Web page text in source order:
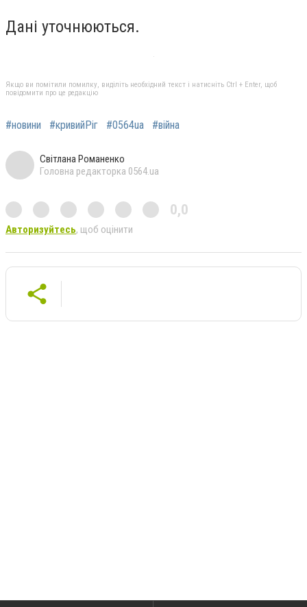
Дані уточнюються.
Якщо ви помітили помилку, виділіть необхідний текст і натисніть Ctrl + Enter, щоб
повідомити про це редакцію
#новини #кривийРіг #0564ua #війна
Світлана Романенко
Головна редакторка 0564.ua
0,0
Авторизуйтесь, щоб оцінити